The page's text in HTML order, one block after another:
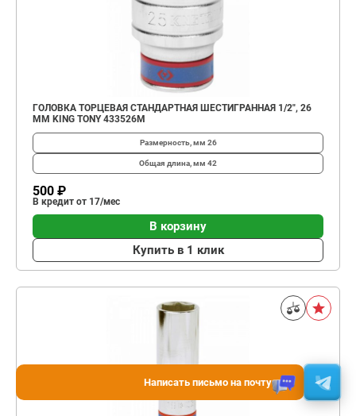
ГОЛОВКА ТОРЦЕВАЯ СТАНДАРТНАЯ ШЕСТИГРАННАЯ 1/2", 26
ММ KING TONY 433526M
Размерность, мм 26
Общая длина, мм 42
500 ₽
В кредит от 17/мес
В корзину
Купить в 1 клик
Написать письмо на почту